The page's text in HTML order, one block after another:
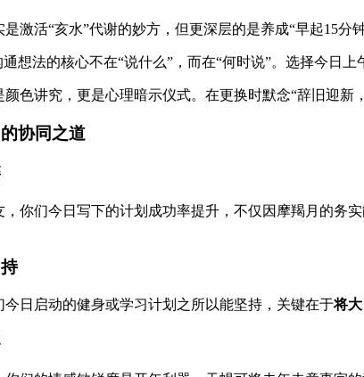
激活“亥水”代谢的妙方，但更深层的是养成“早起15分
通想法的核心不在“说什么”，而在“何时说”。选择今日
色讲究，更是心理暗示仪式。在更换时默念“辞旧迎
协同之道
你们今日写下的计划成功率提升，不仅因摩羯月的务实
日启动的健身或学习计划之所以能坚持，关键在于将